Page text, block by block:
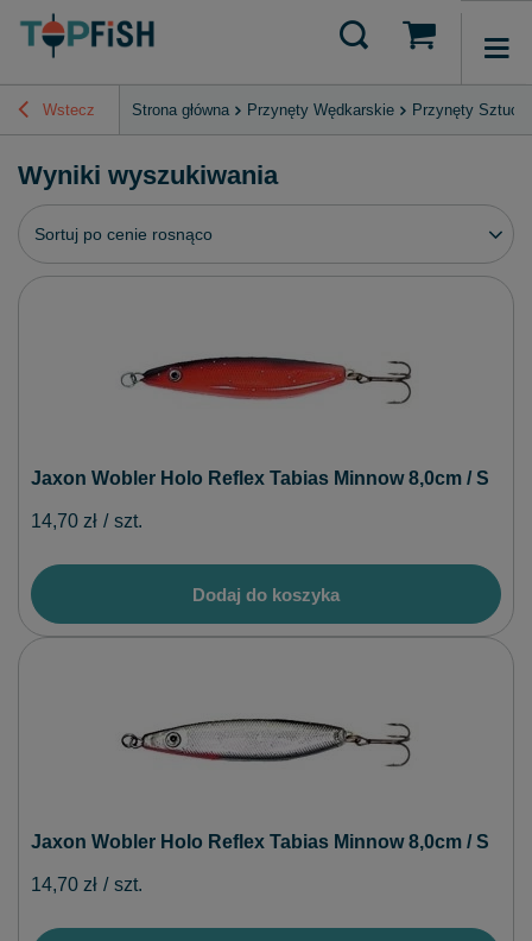
Wstecz Strona główna Przynęty Wędkarskie Przynęty
Wyniki wyszukiwania
Zmień sortowanie
Sortuj po cenie rosnąco
Jaxon Wobler Holo Reflex Tabias Minnow 8,0cm / S
14,70 zł / szt.
Dodaj do koszyka
Jaxon Wobler Holo Reflex Tabias Minnow 8,0cm / S
14,70 zł / szt.